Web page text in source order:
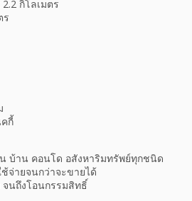
กิโลเมตร
ร
กี้
บ้าน คอนโด อสังหาริมทรัพย์ทุกชนิด
จ่ายจนกว่าจะขายได้
จนถึงโอนกรรมสิทธิ์